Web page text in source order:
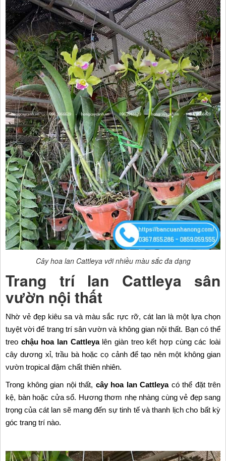
Cây hoa lan Cattleya với nhiều màu sắc đa dạng​
Trang trí lan Cattleya sân
vườn nội thất
Nhờ vẻ đẹp kiêu sa và màu sắc rực rỡ, cát lan là một lựa chọn
tuyệt vời để trang trí sân vườn và không gian nội thất. Bạn có thể
treo chậu hoa lan Cattleyalên giàn treo kết hợp cùng các loài
cây dương xỉ, trầu bà hoặc cọ cảnh để tạo nên một không gian
vườn tropical đậm chất thiên nhiên.
Trong không gian nội thất, cây hoa lan Cattleyacó thể đặt trên
kệ, bàn hoặc cửa sổ. Hương thơm nhẹ nhàng cùng vẻ đẹp sang
trọng của cát lan sẽ mang đến sự tinh tế và thanh lịch cho bất kỳ
góc trang trí nào.